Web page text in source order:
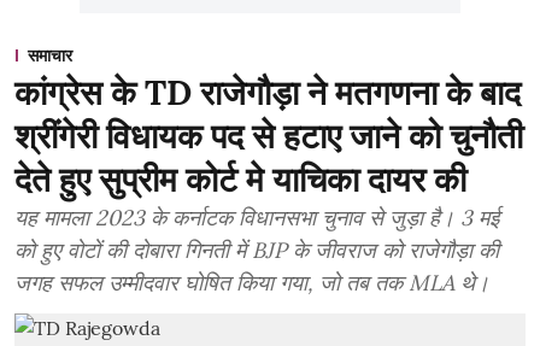
समाचार
कांग्रेस के TD राजेगौड़ा ने मतगणना के बाद
श्रींगेरी विधायक पद से हटाए जाने को चुनौती
देते हुए सुप्रीम कोर्ट मे याचिका दायर की
यह मामला 2023 के कर्नाटक विधानसभा चुनाव से जुड़ा है। 3 मई
को हुए वोटों की दोबारा गिनती में BJP के जीवराज को राजेगौड़ा की
जगह सफल उम्मीदवार घोषित किया गया, जो तब तक MLA थे।